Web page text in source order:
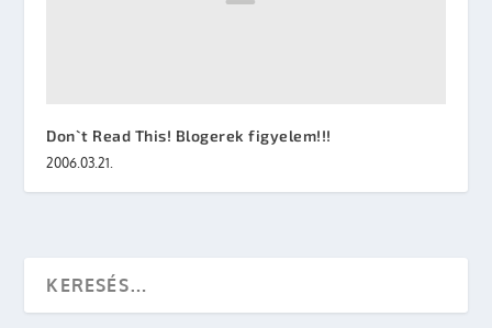
Don`t Read This! Blogerek figyelem!!!
2006.03.21.